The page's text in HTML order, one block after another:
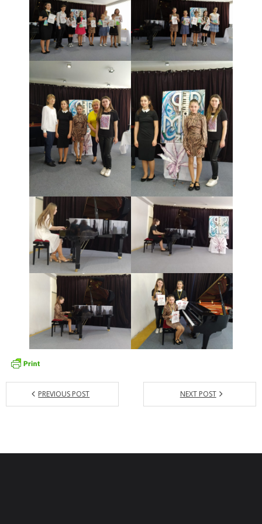
- Pozvánky na koncerty
- Koncerty
- Súťaže
- Výstavy VO
- Videá
- Absolventské tablá
Faktúry, zmluvy, objednávky
- - ZMLUVY 2025
- - ZMLUVY 2024
- - ZMLUVY 2023
- - ZMLUVY 2022
- - ZMLUVY 2021
- - ZMLUVY 2020
- Objednávky
- - OBJEDNÁVKY 2026
- - OBJEDNÁVKY 2025
PREVIOUS POST NEXT POST